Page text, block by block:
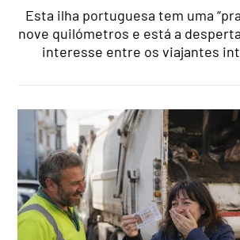
Esta ilha portuguesa tem uma
nove quilómetros e está a
interesse entre os viajantes